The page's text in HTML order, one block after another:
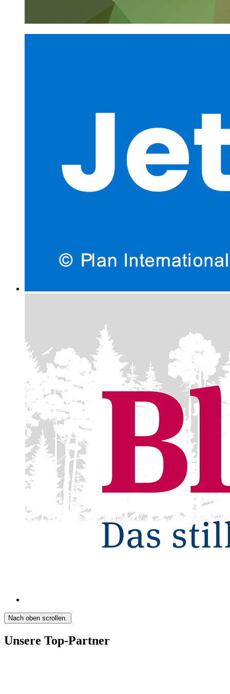
Nach oben scrollen.
Unsere Top-Partner